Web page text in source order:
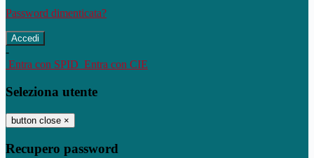
Password dimenticata?
-
Entra con SPID Entra con CIE
Seleziona utente
button close ×
Recupero password